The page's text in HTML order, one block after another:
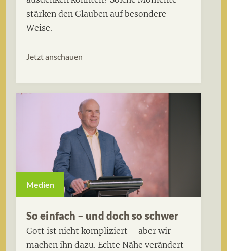
stärken den Glauben auf besondere
Weise.
Jetzt anschauen
Medien
So einfach – und doch so schwer
Gott ist nicht kompliziert – aber wir
machen ihn dazu. Echte Nähe verändert